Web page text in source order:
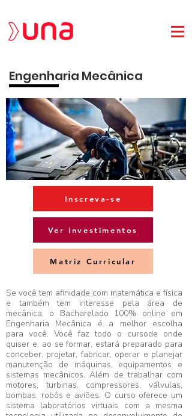
Engenharia Mecânica
Inscreva-se
Ver investimentos
Matriz Curricular
Se você tem afinidade com matemática e física
e também tem interesse pela área de
mecânica, o Bacharelado 100% online em
Engenharia Mecânica é a melhor escolha
para você. Você faz todo o cursode onde
quiser e, ao se formar, estará preparado para
conceber, projetar, fabricar, operar e planejar
manutenção de máquinas, equipamentos e
sistemas mecânicos. Além de trabalhar com
motores, turbinas, compressores, válvulas,
bombas, robôs e aviões. O curso oferece um
sistema laboratórios virtuais com a mesma